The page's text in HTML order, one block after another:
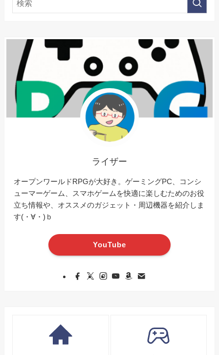
ライザー
オープンワールドRPGが大好き。ゲーミングPC、コンシ
ューマーゲーム、スマホゲームを快適に楽しむためのお役
立ち情報や、オススメのガジェット・周辺機器を紹介しま
す(・∀・)ｂ
YouTube